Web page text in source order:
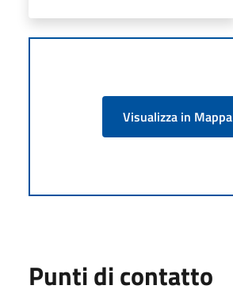
Visualizza in Mappa
Punti di contatto